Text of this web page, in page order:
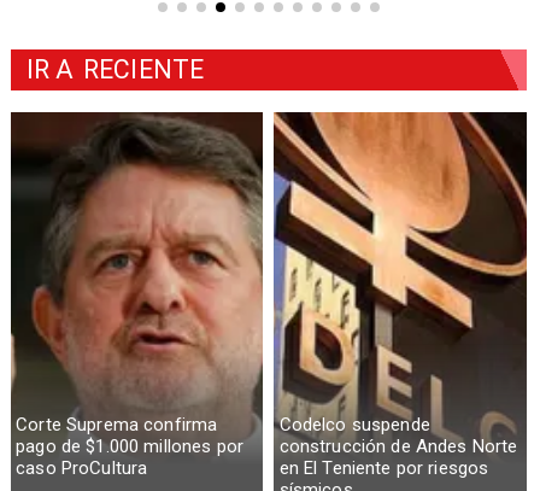
Corte Suprema confirma
pago de $1.000 millones por
caso ProCultura
Codelco suspende
construcción de Andes Norte
en El Teniente por riesgos
IR A RECIENTE